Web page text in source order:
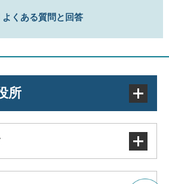
よくある質問と回答
所